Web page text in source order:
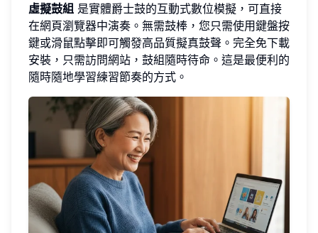
虛擬鼓組 是實體爵士鼓的互動式數位模擬，可直接
在網頁瀏覽器中演奏。無需鼓棒，您只需使用鍵盤按
鍵或滑鼠點擊即可觸發高品質擬真鼓聲。完全免下載
安裝，只需訪問網站，鼓組隨時待命。這是最便利的
隨時隨地學習練習節奏的方式。